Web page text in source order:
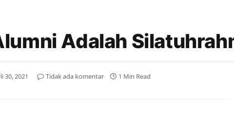
Adalah
30, 2021 Tidak ada komentar 1 Min Read